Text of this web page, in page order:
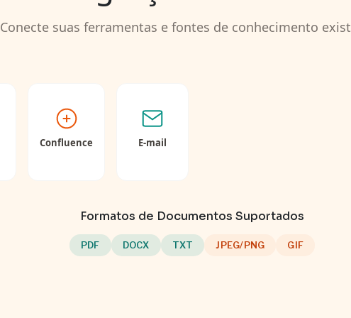
Conecte suas ferramentas e fontes de conhecimento
Confluence E-mail
Formatos de Documentos Suportados
PDF DOCX TXT JPEG/PNG GIF